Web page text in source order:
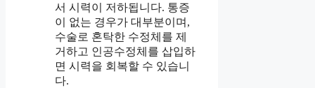
서 시력이 저하됩니다. 통증
이 없는 경우가 대부분이며,
수술로 혼탁한 수정체를 제
거하고 인공수정체를 삽입하
면 시력을 회복할 수 있습니
다.